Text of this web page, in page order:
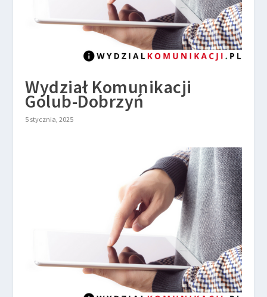
Wydział Komunikacji
Golub-Dobrzyń
5 stycznia, 2025